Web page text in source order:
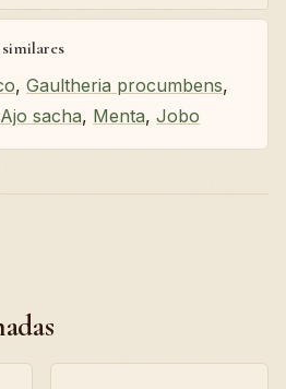
, Gaultheria procumbens,
Ajo sacha, Menta, Jobo